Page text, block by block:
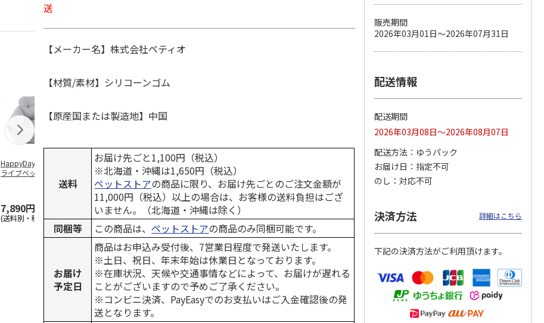
HappyDays 2wayド
ライブベッド グレ
7,890円
(送料別・税込)
獣医師開発 ニオイ
をとる砂専用 猫ト
イレ ナチュラルグ
1,550円
(送料別・税込)
デオトイレ 飛び散
らない消臭・抗菌サ
ンド 4L
1,320円
(送料別・税込)
ムデンタルコーン
ぐるぐるボーン型 S
…
470円
(送料別・税込)
こ用 まぐろ・かつ
おに …
(送料別・税込)
ペット線香 虹のか
なた フルーティフ
ローラルの香り
590円
(送料別・税込) (送料別・税込)
送
【メーカー名】株式会社ペティオ
【材質/素材】シリコーンゴム
【原産国または製造地】中国
送料
お届け先ごと1,100円（税込）
※北海道・沖縄は1,650円（税込）
ペットストアの商品に限り、お届け先ごとのご注文金額が
11,000円（税込）以上の場合は、お客様の送料負担はござ
いません。（北海道・沖縄は除く）
同梱等
この商品は、ペットストアの商品のみ同梱可能です。
お届け
予定日
商品はお申込み受付後、7営業日程度で発送いたします。
※土日、祝日、年末年始は休業日となっております。
※在庫状況、天候や交通事情などによって、お届けが遅れる
ことがございますので予めご了承ください。
※コンビニ決済、PayEasyでのお支払いはご入金確認後の発
送となります。
販売期間
2026年03月01日～2026年07月31日
配送情報
配送期間
2026年03月08日～2026年08月07日
配送方法
ゆうパック
お届け日
指定不可
のし
対応不可
決済方法 詳細はこちら
下記の決済方法がご利用頂けます。